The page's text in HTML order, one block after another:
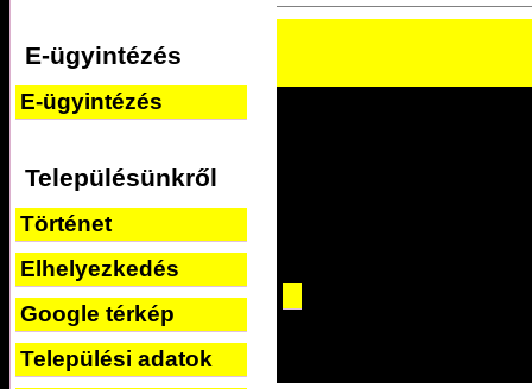
E-ügyintézés
E-ügyintézés
Településünkről
Történet
Elhelyezkedés
Google térkép
Települési adatok